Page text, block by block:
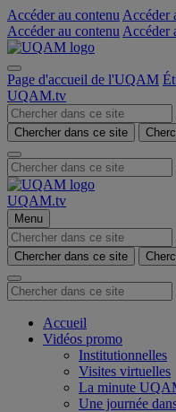
Accéder au contenu Accéder
Accéder au contenu Accéder
Page d'accueil de l'UQAM
UQAM.tv
Chercher dans ce site
UQAM.tv
Menu
Chercher dans ce site
Accueil
Vidéos promo
Institutionnelles
Visites virtuelles
La minute
Une journée